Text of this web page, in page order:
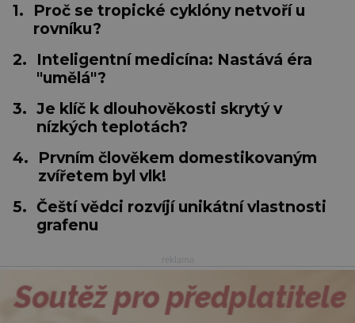
1.
Proč se tropické cyklóny netvoří u
rovníku?
2.
Inteligentní medicína: Nastává éra
"umělá"?
3. Je klíč k dlouhověkosti skrytý v
nízkých teplotách?
4.
Prvním člověkem domestikovaným
zvířetem byl vlk!
5. Čeští vědci rozvíjí unikátní vlastnosti
grafenu